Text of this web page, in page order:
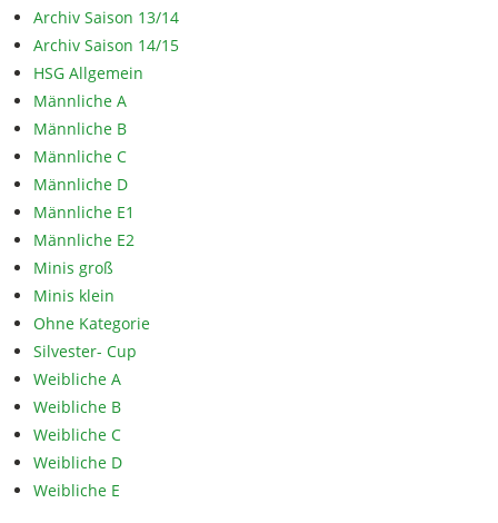
Archiv Saison 13/14
Archiv Saison 14/15
HSG Allgemein
Männliche A
Männliche B
Männliche C
Männliche D
Männliche E1
Männliche E2
Minis groß
Minis klein
Ohne Kategorie
Silvester- Cup
Weibliche A
Weibliche B
Weibliche C
Weibliche D
Weibliche E